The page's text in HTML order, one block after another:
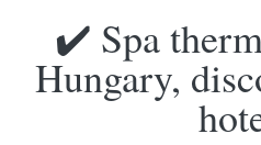
✔️ Spa
Hungary,